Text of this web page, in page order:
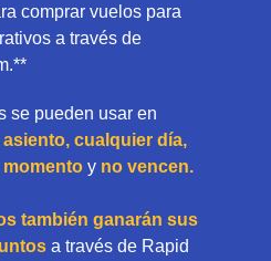
comprar vuelos para
a través de
se pueden usar en
cualquier día,
y no vencen.
también ganarán sus
a través de Rapid